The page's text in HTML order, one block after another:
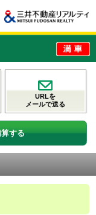
URLを
メールで送る
する